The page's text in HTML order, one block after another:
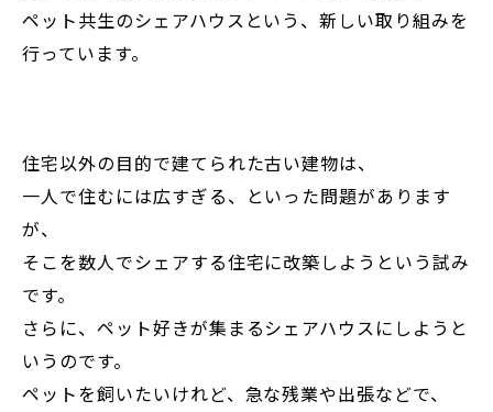
ペット共生のシェアハウスという、新しい取り組みを
行っています。
住宅以外の目的で建てられた古い建物は、
一人で住むには広すぎる、といった問題があります
が、
そこを数人でシェアする住宅に改築しようという試み
です。
さらに、ペット好きが集まるシェアハウスにしようと
いうのです。
ペットを飼いたいけれど、急な残業や出張などで、